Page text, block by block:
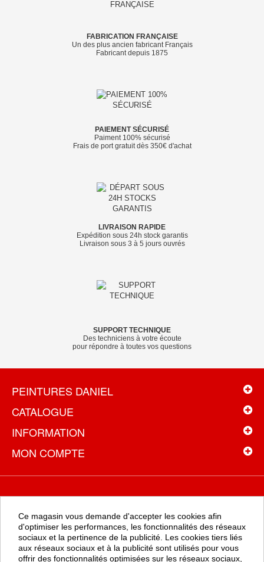
FABRICATION FRANÇAISE
Un des plus ancien fabricant Français
Fabricant depuis 1875
PAIEMENT SÉCURISÉ
Paiment 100% sécurisé
Frais de port gratuit dès 350€ d'achat
LIVRAISON RAPIDE
Expédition sous 24h stock garantis
Livraison sous 3 à 5 jours ouvrés
SUPPORT TECHNIQUE
Des techniciens à votre écoute
pour répondre à toutes vos questions
PEINTURES DANIEL
CATALOGUE
INFORMATION
MON COMPTE
Recevez toutes les promotions en exclusivité en vous inscrivant à
la newsletter
Ce magasin vous demande d'accepter les cookies afin
d'optimiser les performances, les fonctionnalités des réseaux
sociaux et la pertinence de la publicité. Les cookies tiers liés
aux réseaux sociaux et à la publicité sont utilisés pour vous
offrir des fonctionnalités optimisées sur les réseaux sociaux,